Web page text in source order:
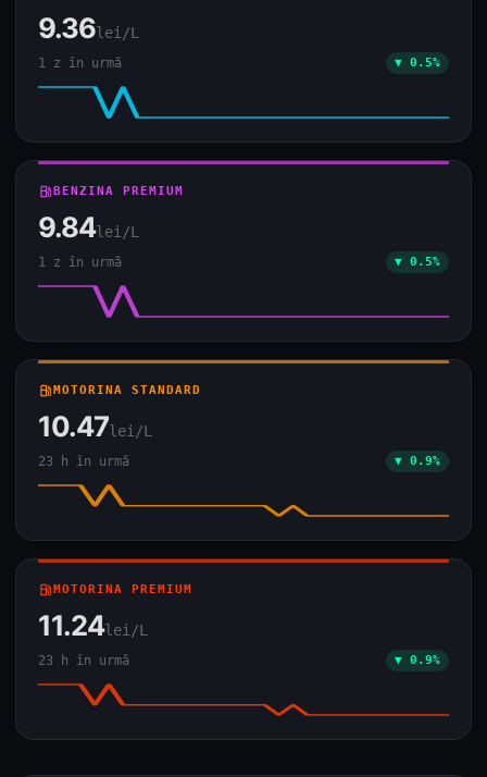
9.36lei/L
1 z în urmă ▼ 0.5%
local_gas_stationBENZINA PREMIUM
9.84lei/L
1 z în urmă ▼ 0.5%
local_gas_stationMOTORINA STANDARD
10.47lei/L
23 h în urmă ▼ 0.9%
local_gas_stationMOTORINA PREMIUM
11.24lei/L
23 h în urmă ▼ 0.9%